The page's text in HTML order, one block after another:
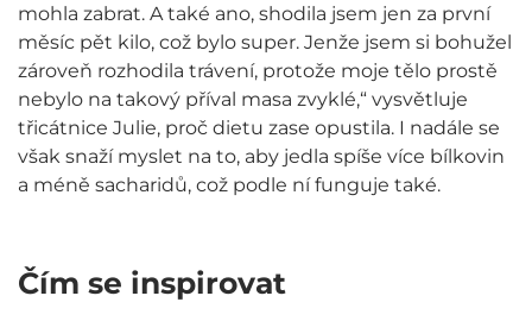
mohla zabrat. A také ano, shodila jsem jen za první
měsíc pět kilo, což bylo super. Jenže jsem si bohužel
zároveň rozhodila trávení, protože moje tělo prostě
nebylo na takový příval masa zvyklé,“ vysvětluje
třicátnice Julie, proč dietu zase opustila. I nadále se
však snaží myslet na to, aby jedla spíše více bílkovin
a méně sacharidů, což podle ní funguje také.
Čím se inspirovat